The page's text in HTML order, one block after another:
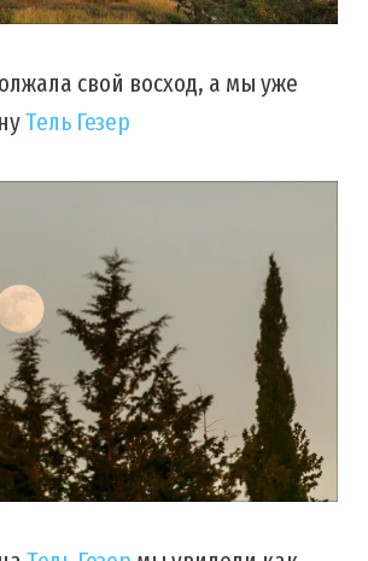
свой восход, а мы уже
Тель Гезер